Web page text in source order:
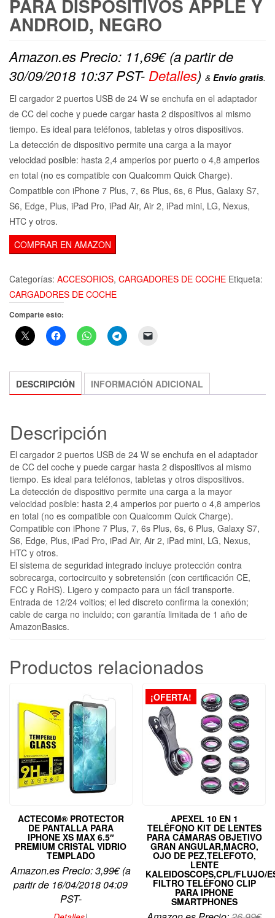
PARA DISPOSITIVOS APPLE Y
ANDROID, NEGRO
Amazon.es Precio: 11,69€(a partir de
30/09/2018 10:37 PST- Detalles) & Envío gratis.
El cargador 2 puertos USB de 24 W se enchufa en el adaptador
de CC del coche y puede cargar hasta 2 dispositivos al mismo
tiempo. Es ideal para teléfonos, tabletas y otros dispositivos.
La detección de dispositivo permite una carga a la mayor
velocidad posible: hasta 2,4 amperios por puerto o 4,8 amperios
en total (no es compatible con Qualcomm Quick Charge).
Compatible con iPhone 7 Plus, 7, 6s Plus, 6s, 6 Plus, Galaxy S7,
S6, Edge, Plus, iPad Pro, iPad Air, Air 2, iPad mini, LG, Nexus,
HTC y otros.
COMPRAR EN AMAZON
Categorías: ACCESORIOS, CARGADORES DE COCHE Etiqueta:
CARGADORES DE COCHE
Comparte esto:
DESCRIPCIÓN INFORMACIÓN ADICIONAL
Descripción
El cargador 2 puertos USB de 24 W se enchufa en el adaptador
de CC del coche y puede cargar hasta 2 dispositivos al mismo
tiempo. Es ideal para teléfonos, tabletas y otros dispositivos.
La detección de dispositivo permite una carga a la mayor
velocidad posible: hasta 2,4 amperios por puerto o 4,8 amperios
en total (no es compatible con Qualcomm Quick Charge).
Compatible con iPhone 7 Plus, 7, 6s Plus, 6s, 6 Plus, Galaxy S7,
S6, Edge, Plus, iPad Pro, iPad Air, Air 2, iPad mini, LG, Nexus,
HTC y otros.
El sistema de seguridad integrado incluye protección contra
sobrecarga, cortocircuito y sobretensión (con certificación CE,
FCC y RoHS). Ligero y compacto para un fácil transporte.
Entrada de 12/24 voltios; el led discreto confirma la conexión;
cable de carga no incluido; con garantía limitada de 1 año de
AmazonBasics.
Productos relacionados
ACTECOM® PROTECTOR
DE PANTALLA PARA
IPHONE XS MAX 6.5″
PREMIUM CRISTAL VIDRIO
TEMPLADO
Amazon.es Precio:3,99€(a
partir de 16/04/2018 04:09
PST-
¡OFERTA!
APEXEL 10 EN 1
TELÉFONO KIT DE LENTES
PARA CÁMARAS OBJETIVO
GRAN ANGULAR,MACRO,
OJO DE PEZ,TELEFOTO,
LENTE
KALEIDOSCOPS,CPL/FLUJO/
FILTRO TELÉFONO CLIP
PARA IPHONE
SMARTPHONES